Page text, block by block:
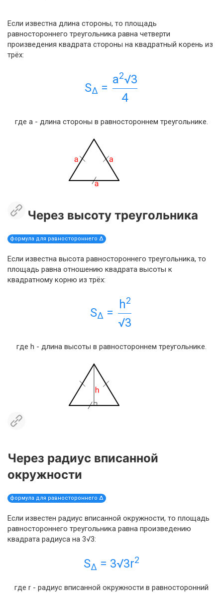
Если известна длина стороны, то площадь
равностороннего треугольника равна четверти
произведения квадрата стороны на квадратный корень из
трёх:
SΔ =
a2√3
4
где a - длина стороны в равностороннем треугольнике.
Через высоту треугольника
формула для равностороннего Δ
Если известна высота равностороннего треугольника, то
площадь равна отношению квадрата высоты к
квадратному корню из трёх:
SΔ =
h2
√3
где h - длина высоты в равностороннем треугольнике.
Через радиус вписанной
окружности
формула для равностороннего Δ
Если известен радиус вписанной окружности, то площадь
равностороннего треугольника равна произведению
квадрата радиуса на 3√3:
SΔ = 3√3r2
где r - радиус вписанной окружности в равносторонний